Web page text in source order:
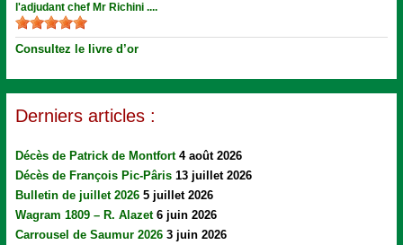
l'adjudant chef Mr Richini ....
Consultez le livre d’or
Derniers articles :
Décès de Patrick de Montfort 4 août 2026
Décès de François Pic-Pâris 13 juillet 2026
Bulletin de juillet 2026 5 juillet 2026
Wagram 1809 – R. Alazet 6 juin 2026
Carrousel de Saumur 2026 3 juin 2026